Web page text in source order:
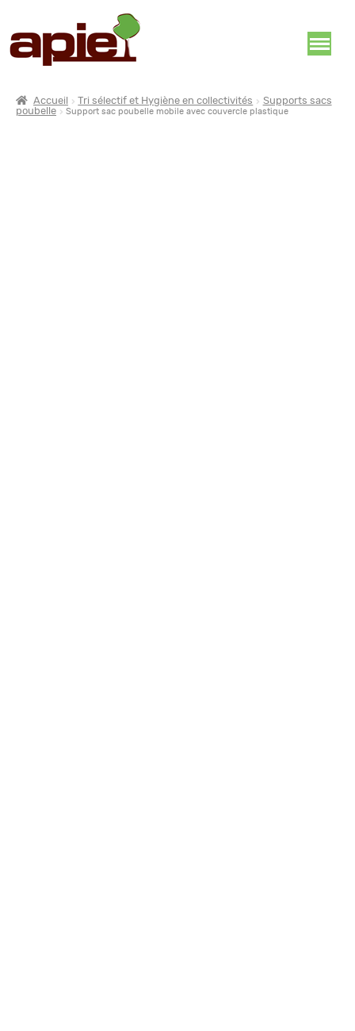
Accueil Tri sélectif et Hygiène en collectivités
Supports sacs
poubelle
Support sac poubelle mobile avec couvercle plastique